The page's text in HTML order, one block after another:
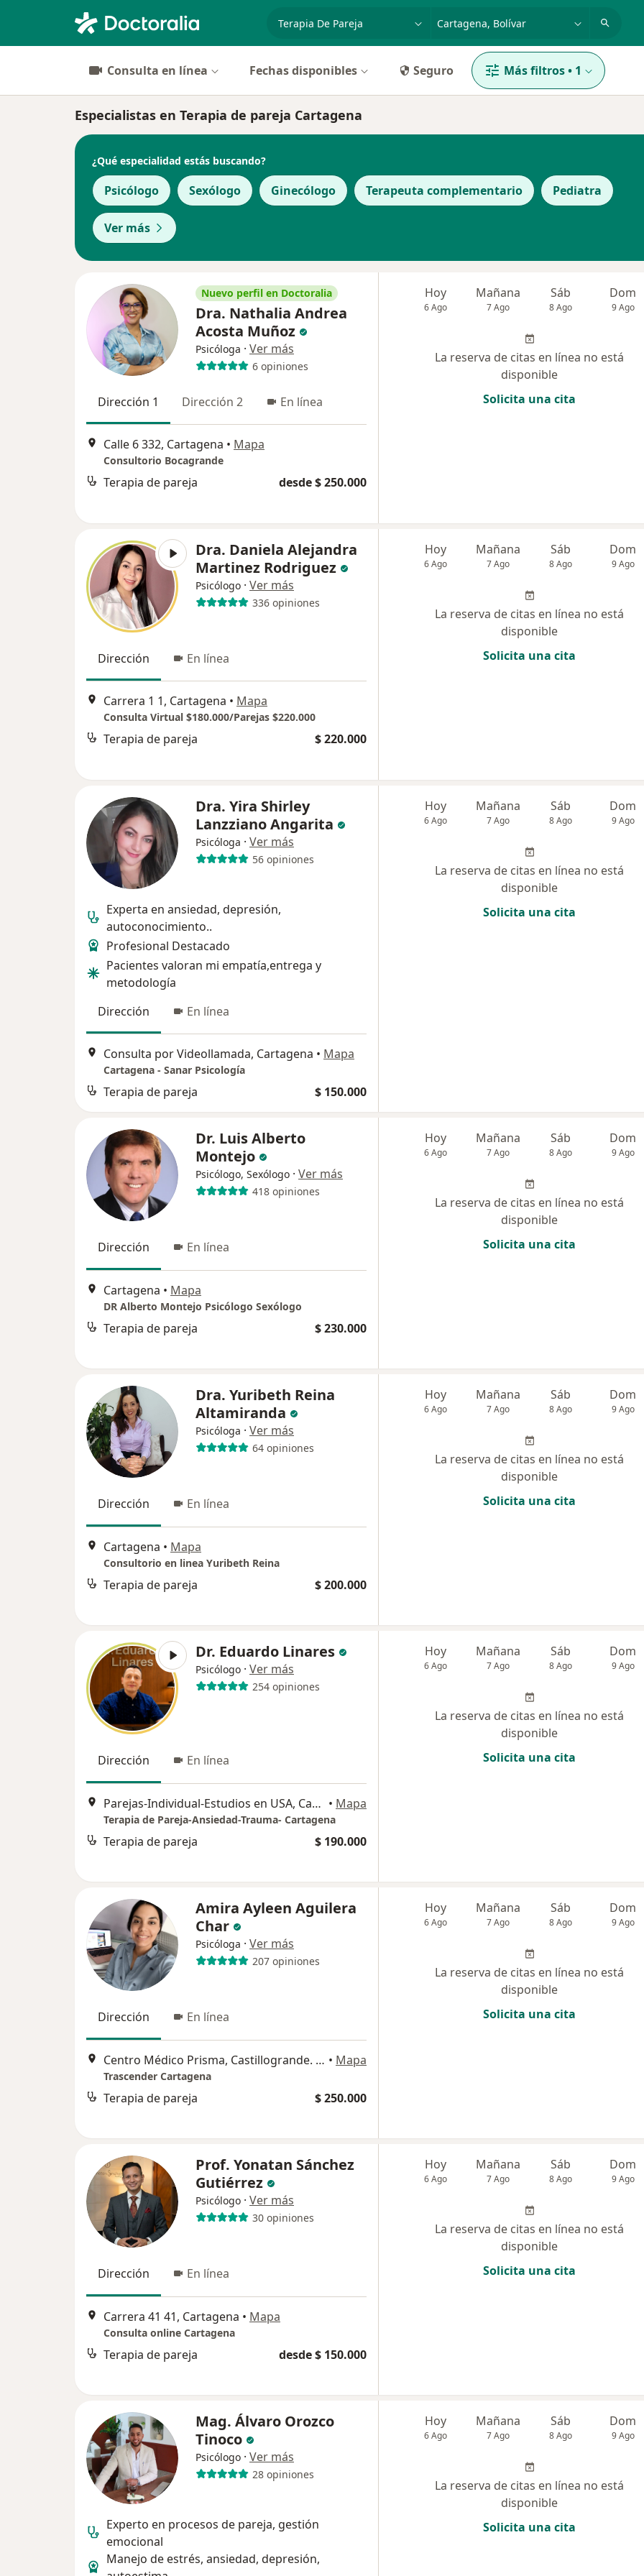
Consulta en línea Fechas disponibles Seguro Más filtros• 1
Especialistas en Terapia de pareja Cartagena
¿Qué especialidad estás buscando?
Psicólogo Sexólogo Ginecólogo Terapeuta complementario Pediatra
Ver más
Nuevo perfil en Doctoralia
Dra. Nathalia Andrea
Acosta Muñoz
Psicóloga · Ver más
6 opiniones
Dirección 1 Dirección 2 En línea
Calle 6 332, Cartagena • Mapa
Consultorio Bocagrande
Terapia de pareja desde $ 250.000
Hoy
6 Ago
Mañana
7 Ago
Sáb
8 Ago
Dom
9 Ago
La reserva de citas en línea no está
disponible
Solicita una cita
Dra. Daniela Alejandra
Martinez Rodriguez
Psicólogo · Ver más
336 opiniones
Dirección En línea
Carrera 1 1, Cartagena • Mapa
Consulta Virtual $180.000/Parejas $220.000
Terapia de pareja $ 220.000
Hoy
6 Ago
Mañana
7 Ago
Sáb
8 Ago
Dom
9 Ago
La reserva de citas en línea no está
disponible
Solicita una cita
Dra. Yira Shirley
Lanzziano Angarita
Psicóloga · Ver más
56 opiniones
Experta en ansiedad, depresión,
autoconocimiento..
Profesional Destacado
Pacientes valoran mi empatía,entrega y
metodología
Dirección
En línea
Consulta por Videollamada, Cartagena • Mapa
Cartagena - Sanar Psicología
Terapia de pareja $ 150.000
Hoy
6 Ago
Mañana
7 Ago
Sáb
8 Ago
Dom
9 Ago
La reserva de citas en línea no está
disponible
Solicita una cita
Dr. Luis Alberto
Montejo
Psicólogo, Sexólogo · Ver más
418 opiniones
Dirección En línea
Cartagena • Mapa
DR Alberto Montejo Psicólogo Sexólogo
Terapia de pareja $ 230.000
Hoy
6 Ago
Mañana
7 Ago
Sáb
8 Ago
Dom
9 Ago
La reserva de citas en línea no está
disponible
Solicita una cita
Dra. Yuribeth Reina
Altamiranda
Psicóloga · Ver más
64 opiniones
Dirección En línea
Cartagena • Mapa
Consultorio en linea Yuribeth Reina
Terapia de pareja $ 200.000
Hoy
6 Ago
Mañana
7 Ago
Sáb
8 Ago
Dom
9 Ago
La reserva de citas en línea no está
disponible
Solicita una cita
Dr. Eduardo Linares
Psicólogo · Ver más
254 opiniones
Dirección En línea
Parejas-Individual-Estudios en USA, Cartagena • Mapa
Terapia de Pareja-Ansiedad-Trauma- Cartagena
Terapia de pareja $ 190.000
Hoy
6 Ago
Mañana
7 Ago
Sáb
8 Ago
Dom
9 Ago
La reserva de citas en línea no está
disponible
Solicita una cita
Amira Ayleen Aguilera
Char
Psicóloga · Ver más
207 opiniones
Dirección En línea
Centro Médico Prisma, Castillogrande. Cra 6 #5-161, Consultorio 604, Cartagena • Mapa
Trascender Cartagena
Terapia de pareja $ 250.000
Hoy
6 Ago
Mañana
7 Ago
Sáb
8 Ago
Dom
9 Ago
La reserva de citas en línea no está
disponible
Solicita una cita
Prof. Yonatan Sánchez
Gutiérrez
Psicólogo · Ver más
30 opiniones
Dirección En línea
Carrera 41 41, Cartagena • Mapa
Consulta online Cartagena
Terapia de pareja desde $ 150.000
Hoy
6 Ago
Mañana
7 Ago
Sáb
8 Ago
Dom
9 Ago
La reserva de citas en línea no está
disponible
Solicita una cita
Mag. Álvaro Orozco
Tinoco
Psicólogo · Ver más
28 opiniones
Experto en procesos de pareja, gestión
emocional
Manejo de estrés, ansiedad, depresión,
Hoy
6 Ago
Mañana
7 Ago
Sáb
8 Ago
Dom
9 Ago
La reserva de citas en línea no está
disponible
Solicita una cita